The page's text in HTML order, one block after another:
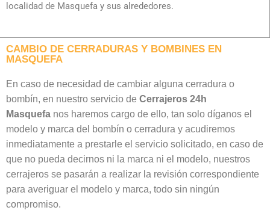
localidad de Masquefa y sus alrededores.
CAMBIO DE CERRADURAS Y BOMBINES EN
MASQUEFA
En caso de necesidad de cambiar alguna cerradura o
bombín, en nuestro servicio de Cerrajeros 24h
Masquefa nos haremos cargo de ello, tan solo díganos el
modelo y marca del bombín o cerradura y acudiremos
inmediatamente a prestarle el servicio solicitado, en caso de
que no pueda decirnos ni la marca ni el modelo, nuestros
cerrajeros se pasarán a realizar la revisión correspondiente
para averiguar el modelo y marca, todo sin ningún
compromiso.